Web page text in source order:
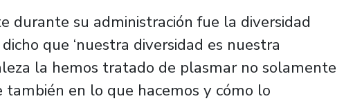
durante su administración fue la diversidad
que ‘nuestra diversidad es nuestra
la hemos tratado de plasmar no solamente
también en lo que hacemos y cómo lo